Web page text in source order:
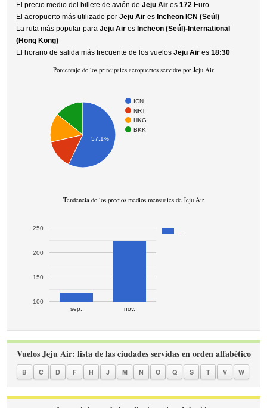
El precio medio del billete de avión deJeju Air es172 Euro
El aeropuerto más utilizado porJeju Air es Incheon ICN (Seúl)
La ruta más popular paraJeju Air es Incheon (Seúl)-International
(Hong Kong)
El horario de salida más frecuente de los vuelosJeju Air es18:30
Porcentaje de los principales aeropuertos servidos por Jeju Air
ICN
NRT
HKG
BKK
57.1%
Tendencia de los precios medios mensuales de Jeju Air
sep. nov.
100
150
200
250
Vuelos Jeju Air: lista de las ciudades servidas en orden alfabético
B C D F H J M N O Q S T V W